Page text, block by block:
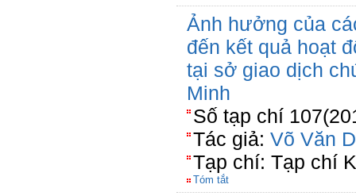
Ảnh hưởng của
đến kết quả hoạt
tại sở giao dịch
Minh
Số tạp chí
Tác giả: Võ Văn
Tạp chí: Tạp chí
Tóm tắt